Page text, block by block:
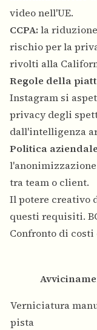
video nell'UE.
CCPA: la
rischio per la
rivolti alla
Regole della
Instagram si
privacy degli
dall'intelligenza
Politica
tra team o client.
Il potere creativo
questi requisiti.
Confronto di costi
Verniciatura
pista